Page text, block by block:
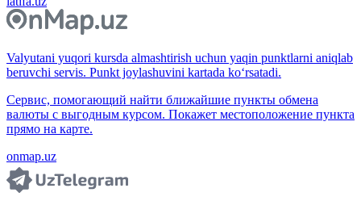
Valyutani yuqori kursda almashtirish uchun yaqin punktlarni aniqlab
beruvchi servis. Punkt joylashuvini kartada ko‘rsatadi.
Сервис, помогающий найти ближайшие пункты обмена
валюты с выгодным курсом. Покажет местоположение пункта
прямо на карте.
onmap.uz